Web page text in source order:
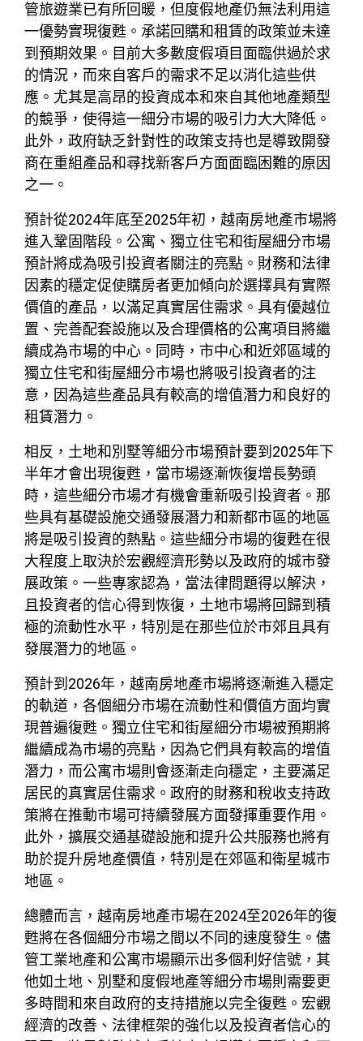
管旅遊業已有所回暖，但度假地產仍無法利用這
一優勢實現復甦。承諾回購和租賃的政策並未達
到預期效果。目前大多數度假項目面臨供過於求
的情況，而來自客戶的需求不足以消化這些供
應。尤其是高昂的投資成本和來自其他地產類型
的競爭，使得這一細分市場的吸引力大大降低。
此外，政府缺乏針對性的政策支持也是導致開發
商在重組產品和尋找新客戶方面面臨困難的原因
之一。
預計從2024年底至2025年初，越南房地產市場將
進入鞏固階段。公寓、獨立住宅和街屋細分市場
預計將成為吸引投資者關注的亮點。財務和法律
因素的穩定促使購房者更加傾向於選擇具有實際
價值的產品，以滿足真實居住需求。具有優越位
置、完善配套設施以及合理價格的公寓項目將繼
續成為市場的中心。同時，市中心和近郊區域的
獨立住宅和街屋細分市場也將吸引投資者的注
意，因為這些產品具有較高的增值潛力和良好的
租賃潛力。
相反，土地和別墅等細分市場預計要到2025年下
半年才會出現復甦，當市場逐漸恢復增長勢頭
時，這些細分市場才有機會重新吸引投資者。那
些具有基礎設施交通發展潛力和新都市區的地區
將是吸引投資的熱點。這些細分市場的復甦在很
大程度上取決於宏觀經濟形勢以及政府的城市發
展政策。一些專家認為，當法律問題得以解決，
且投資者的信心得到恢復，土地市場將回歸到積
極的流動性水平，特別是在那些位於市郊且具有
發展潛力的地區。
預計到2026年，越南房地產市場將逐漸進入穩定
的軌道，各個細分市場在流動性和價值方面均實
現普遍復甦。獨立住宅和街屋細分市場被預期將
繼續成為市場的亮點，因為它們具有較高的增值
潛力，而公寓市場則會逐漸走向穩定，主要滿足
居民的真實居住需求。政府的財務和稅收支持政
策將在推動市場可持續發展方面發揮重要作用。
此外，擴展交通基礎設施和提升公共服務也將有
助於提升房地產價值，特別是在郊區和衛星城市
地區。
總體而言，越南房地產市場在2024至2026年的復
甦將在各個細分市場之間以不同的速度發生。儘
管工業地產和公寓市場顯示出多個利好信號，其
他如土地、別墅和度假地產等細分市場則需要更
多時間和來自政府的支持措施以完全復甦。宏觀
經濟的改善、法律框架的強化以及投資者信心的